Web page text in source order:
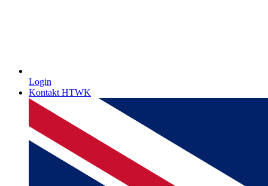
Login
Kontakt HTWK